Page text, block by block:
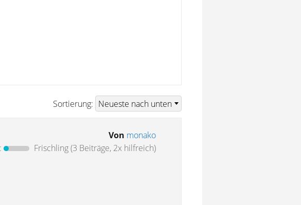
Sortierung:
Von monako
Frischling(3 Beiträge, 2x hilfreich)